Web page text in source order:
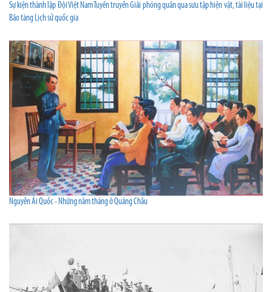
Sự kiện thành lập Đội Việt Nam Tuyên truyền Giải phóng quân qua sưu tập hiện vật, tài liệu tại
Bảo tàng Lịch sử quốc gia
Nguyễn Ái Quốc - Những năm tháng ở Quảng Châu